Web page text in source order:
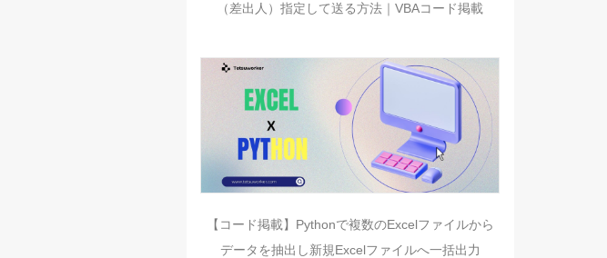
（差出人）指定して送る方法｜VBAコード掲載
【コード掲載】Pythonで複数のExcelファイルから
データを抽出し新規Excelファイルへ一括出力